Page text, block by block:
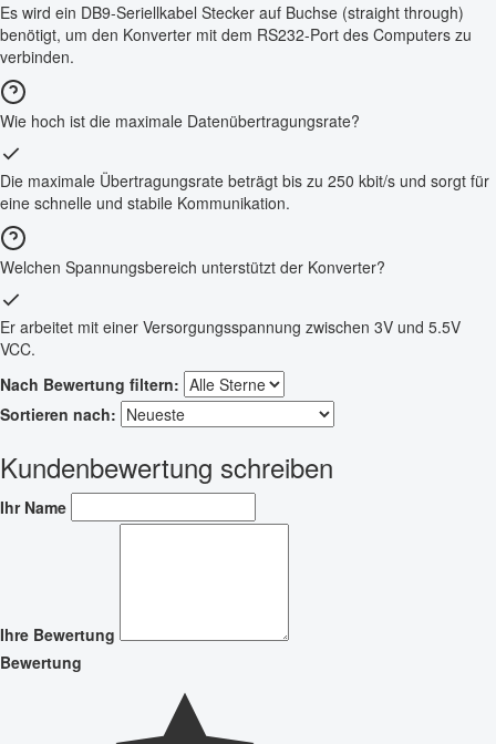
Es wird ein DB9-Seriellkabel Stecker auf Buchse (straight through)
benötigt, um den Konverter mit dem RS232-Port des Computers zu
verbinden.
Wie hoch ist die maximale Datenübertragungsrate?
Die maximale Übertragungsrate beträgt bis zu 250 kbit/s und sorgt für
eine schnelle und stabile Kommunikation.
Welchen Spannungsbereich unterstützt der Konverter?
Er arbeitet mit einer Versorgungsspannung zwischen 3V und 5.5V
VCC.
Nach Bewertung filtern:
Sortieren nach:
Kundenbewertung schreiben
Ihr Name
Ihre Bewertung
Bewertung